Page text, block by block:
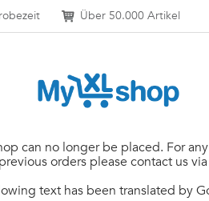
Über 50.000 Artikel
can no longer be placed. For
orders please contact us
text has been translated by